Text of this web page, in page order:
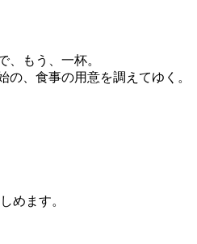
、もう、一杯。
の、食事の用意を調えてゆく。
めます。